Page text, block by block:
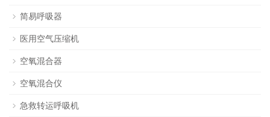
简易呼吸器
医用空气压缩机
空氧混合器
空氧混合仪
急救转运呼吸机